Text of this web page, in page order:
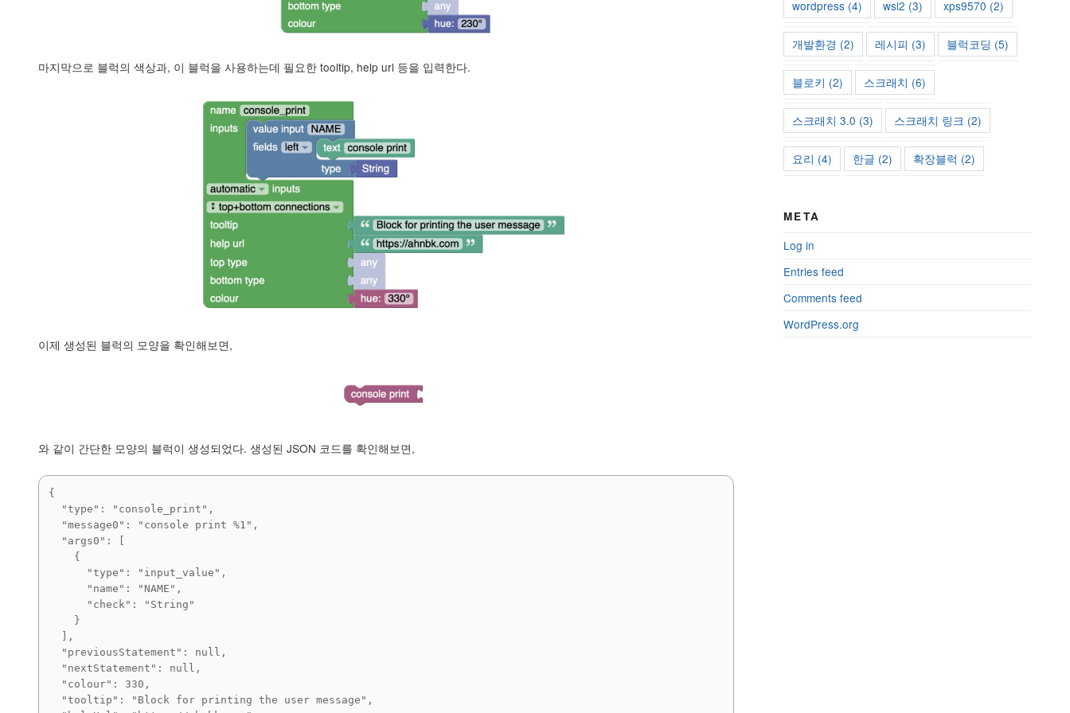
마지막으로 블럭의 색상과, 이 블럭을 사용하는데 필요한 tooltip, help url 등을 입력한다.
이제 생성된 블럭의 모양을 확인해보면,
와 같이 간단한 모양의 블럭이 생성되었다. 생성된 JSON 코드를 확인해보면,
{
wordpress (4) wsl2 (3) xps9570 (2)
개발환경 (2) 레시피 (3) 블럭코딩 (5)
블로키 (2) 스크래치 (6)
스크래치 3.0 (3) 스크래치 링크 (2)
요리 (4) 한글 (2) 확장블럭 (2)
META
Log in
Entries feed
Comments feed
WordPress.org